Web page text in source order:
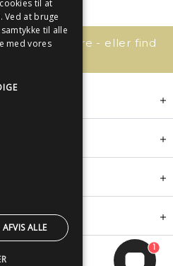
kontakt os bare - eller find
her:
1
til at
at bruge
til alle
med vores
AFVIS ALLE